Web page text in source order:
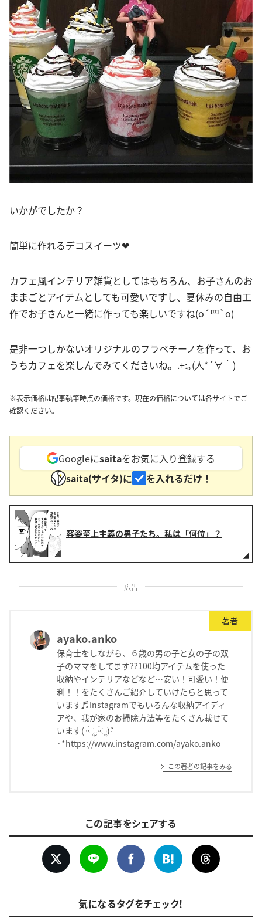
いかがでしたか？
簡単に作れるデコスイーツ❤︎
カフェ風インテリア雑貨としてはもちろん、お子さんのお
ままごとアイテムとしても可愛いですし、夏休みの自由工
作でお子さんと一緒に作っても楽しいですね(o´罒`o)
是非一つしかないオリジナルのフラペチーノを作って、お
うちカフェを楽しんでみてくださいね。.+:｡(人*´∀｀)
※表示価格は記事執筆時点の価格です。現在の価格については各サイトでご
確認ください。
Googleにsaitaをお気に入り登録する
saita(サイタ)に
を入れるだけ！
容姿至上主義の男子たち。私は「何位」？
広告
著者
ayako.anko
保育士をしながら、６歳の男の子と女の子の双
子のママをしてます??100均アイテムを使った
収納やインテリアなどなど…安い！可愛い！便
利！！をたくさんご紹介していけたらと思って
います♬Instagramでもいろんな収納アイディ
アや、我が家のお掃除方法等をたくさん載せて
います( ᵕ́ૢ‧̮ᵕ̀ૢ)‧̊
·*https://www.instagram.com/ayako.anko
この著者の記事をみる
この記事をシェアする
気になるタグをチェック！